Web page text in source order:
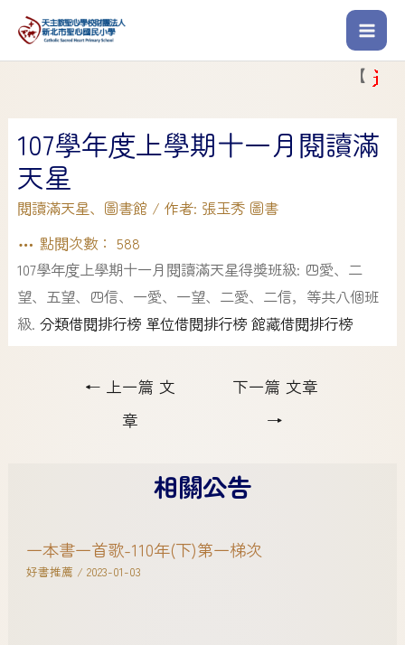
107學年度上學期十一月閱讀滿
天星
閱讀滿天星、 圖書館/ 作者: 張玉秀 圖書
點閱次數： 588
107學年度上學期十一月閱讀滿天星得獎班級: 四愛、二
望、五望、四信、一愛、一望、二愛、二信，等共八個班
級. 分類借閱排行榜 單位借閱排行榜 館藏借閱排行榜
← 上一篇 文
章
下一篇 文章
→
相關公告
一本書一首歌-110年(下)第一梯次
好書推薦 / 2023-01-03